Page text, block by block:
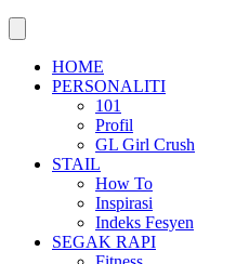
HOME
PERSONALITI
101
Profil
GL Girl Crush
STAIL
How To
Inspirasi
Indeks Fesyen
SEGAK RAPI